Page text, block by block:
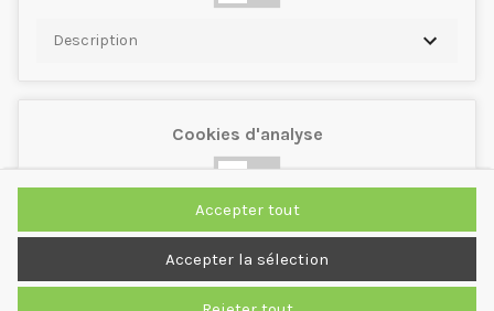
Description
Cookies d'analyse
Description
Accepter la sélection
Accepter tout